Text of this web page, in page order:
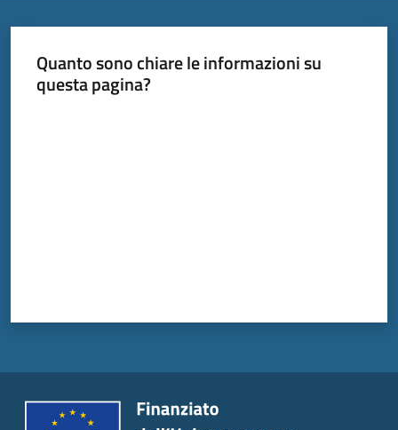
Quanto sono chiare le informazioni su
questa pagina?